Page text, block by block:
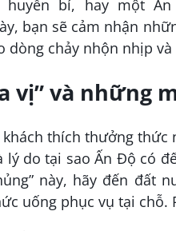
huyền bí, hay một
bạn sẽ cảm nhận
dòng chảy nhộn nhịp
vị” và những
thích thưởng thức
lý do tại sao Ấn Độ có
này, hãy đến đất
uống phục vụ tại chỗ.